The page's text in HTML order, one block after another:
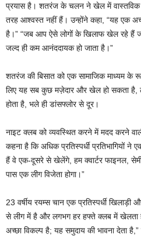
प्रयास है। शतरंज के चलन ने खेल में वास्तविक
तरह आश्वस्त नहीं हैं। उन्होंने कहा, “यह एक
है।” “जब आप ऐसे लोगों के खिलाफ खेल रहे हैं
जल्द ही कम आनंददायक हो जाता है।”
शतरंज की बिसात को एक सामाजिक माध्यम के
लिए यह सब कुछ मज़ेदार और खेल हो सकता है,
होता है, भले ही डांसफ्लोर से दूर।
नाइट क्लब को व्यवस्थित करने में मदद करने
कहना है कि अधिक प्रतिस्पर्धी प्रतिभागियों ने
हैं वे एक-दूसरे से खेलेंगे, हम क्वार्टर फाइनल,
पास एक लीग विजेता होगा।”
23 वर्षीय रयम्स चान एक प्रतिस्पर्धी
से लीग में है और लगभग हर हफ्ते क्लब में
अच्छा विकल्प है; यह समुदाय की भावना देता है,”